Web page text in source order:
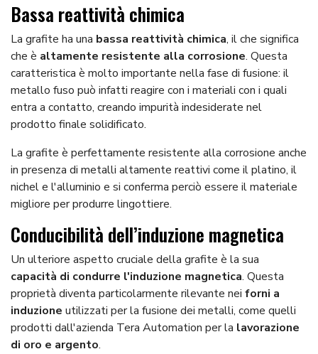
Bassa reattività chimica
La grafite ha una bassa reattività chimica, il che significa
che è altamente resistente alla corrosione. Questa
caratteristica è molto importante nella fase di fusione: il
metallo fuso può infatti reagire con i materiali con i quali
entra a contatto, creando impurità indesiderate nel
prodotto finale solidificato.
La grafite è perfettamente resistente alla corrosione anche
in presenza di metalli altamente reattivi come il platino, il
nichel e l'alluminio e si conferma perciò essere il materiale
migliore per produrre lingottiere.
Conducibilità dell’induzione magnetica
Un ulteriore aspetto cruciale della grafite è la sua
capacità di condurre l'induzione magnetica. Questa
proprietà diventa particolarmente rilevante nei forni a
induzione utilizzati per la fusione dei metalli, come quelli
prodotti dall'azienda Tera Automation per la lavorazione
di oro e argento.